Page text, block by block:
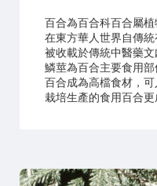
百合為百合科百合屬
在東方華人世界自傳
被收載於傳統中醫藥
鱗莖為百合主要食用
百合成為高檔食材，
栽培生產的食用百合更